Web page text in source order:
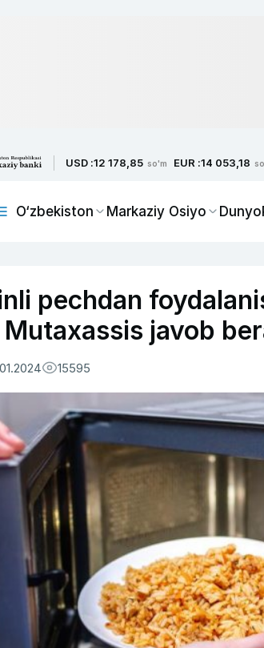
USD :12 178,85 so'm EUR :14 053,18
O‘zbekiston Markaziy Osiyo Dunyo
pechdan
Mutaxassis javob
15595